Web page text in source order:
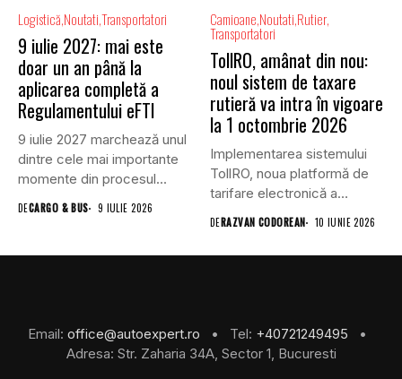
Logistică NoutatiTransportatori
9 iulie 2027: mai este
doar un an până la
aplicarea completă a
Regulamentului eFTI
9 iulie 2027 marchează unul
dintre cele mai importante
momente din procesul...
DECARGO & BUS 9 IULIE 2026
Camioane Noutati Rutier
Transportatori
TollRO, amânat din nou:
noul sistem de taxare
rutieră va intra în vigoare
la 1 octombrie 2026
Implementarea sistemului
TollRO, noua platformă de
tarifare electronică a
utilizării infrastructurii
rutiere...
DERAZVAN CODOREAN 10 IUNIE 2026
Email: office@autoexpert.ro • Tel: +40721249495
•
Adresa: Str. Zaharia 34A, Sector 1, Bucuresti